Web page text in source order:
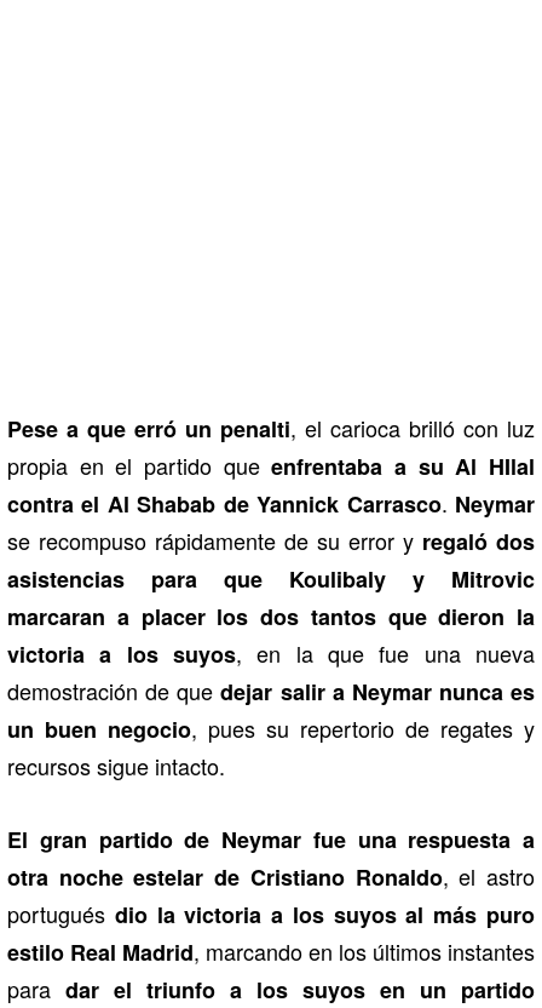
Pese a que erró un penalti, el carioca brilló con luz
propia en el partido queenfrentaba a su Al HIlal
contra el Al Shabab de Yannick Carrasco. Neymar
se recompuso rápidamente de su error y regaló dos
asistencias para que Koulibaly y Mitrovic
marcaran a placer los dos tantos que dieron la
victoria a los suyos, en la que fue una nueva
demostración de quedejar salir a Neymar nunca es
un buen negocio, pues su repertorio de regates y
recursos sigue intacto.
El gran partido de Neymar fue una respuesta a
otra noche estelar de Cristiano Ronaldo, el astro
portugués dio la victoria a los suyos al más puro
estilo Real Madrid, marcando en los últimos instantes
para dar el triunfo a los suyos en un partido